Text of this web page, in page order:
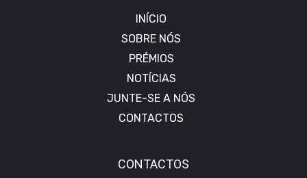
INÍCIO
SOBRE NÓS
PRÉMIOS
NOTÍCIAS
JUNTE-SE A NÓS
CONTACTOS
CONTACTOS